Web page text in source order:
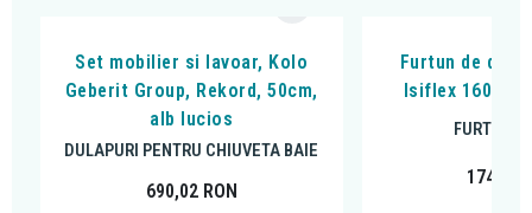
Set mobilier si lavoar, Kolo
Geberit Group, Rekord, 50cm,
alb lucios
DULAPURI PENTRU CHIUVETA BAIE
690,02 RON
Furtun de dus,
Isiflex 160
174,88